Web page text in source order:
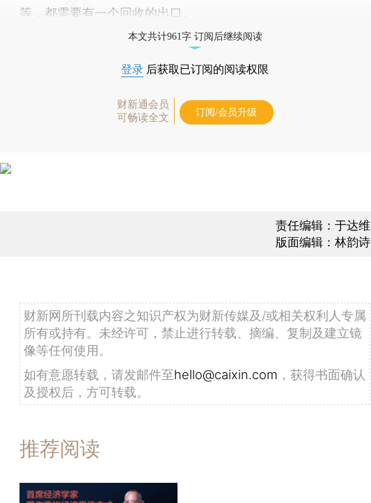
等，都需要有一个回收的出口。
本文共计961字 订阅后继续阅读
登录 后获取已订阅的阅读权限
财新通会员
可畅读全文
订阅/会员升级
责任编辑：于达维
版面编辑：林韵诗
财新网所刊载内容之知识产权为财新传媒及/或相关权利人专属
所有或持有。未经许可，禁止进行转载、摘编、复制及建立镜
像等任何使用。
如有意愿转载，请发邮件至hello@caixin.com ，获得书面确认
及授权后，方可转载。
推荐阅读